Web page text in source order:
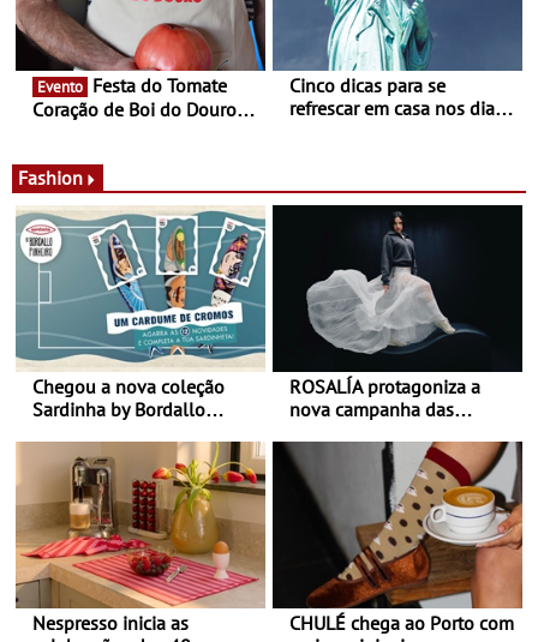
Evento
Coração de Boi do Douro -
Cinco dicas para se
refrescar em casa nos dias
Fashion
Chegou a nova coleção
Sardinha by Bordallo
ROSALÍA protagoniza a
nova campanha das
Balance
Nespresso inicia as
CHULÉ chega ao Porto com